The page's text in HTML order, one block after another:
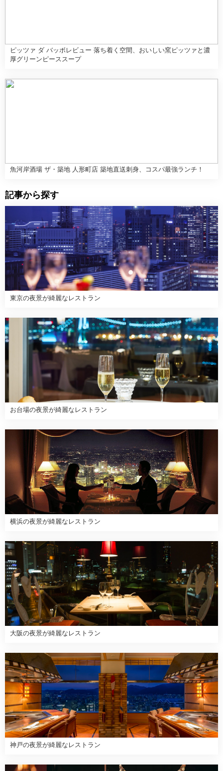
ピッツァ ダ バッボレビュー 落ち着く空間、おいしい窯ピッツァと濃
厚グリーンピーススープ
魚河岸酒場 ザ・築地 人形町店 築地直送刺身、コスパ最強ランチ！
記事から探す
東京の夜景が綺麗なレストラン
お台場の夜景が綺麗なレストラン
横浜の夜景が綺麗なレストラン
大阪の夜景が綺麗なレストラン
神戸の夜景が綺麗なレストラン